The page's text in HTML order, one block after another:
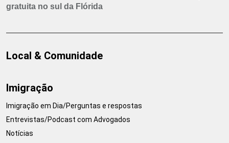
gratuita no sul da Flórida
Local & Comunidade
Imigração
Imigração em Dia/Perguntas e respostas
Entrevistas/Podcast com Advogados
Notícias